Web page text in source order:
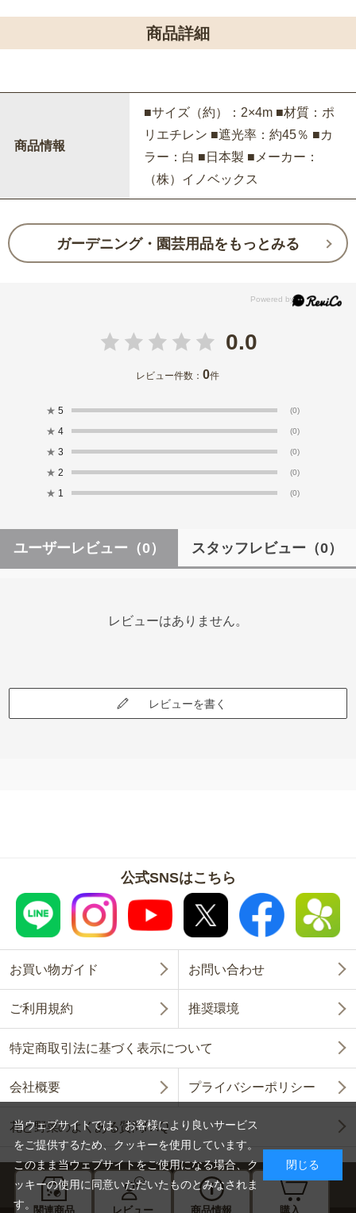
関連商品 レビュー 商品情報 購入
商品詳細
商品情報
■サイズ（約）：2×4m ■材質：ポ
リエチレン ■遮光率：約45％ ■カ
ラー：白 ■日本製 ■メーカー：
（株）イノベックス
ガーデニング・園芸用品をもっとみる
0.0
レビュー件数：0件
★ 5 (0)
★ 4 (0)
★ 3 (0)
★ 2 (0)
★ 1 (0)
ユーザーレビュー （0） スタッフレビュー （0）
レビューはありません。
レビューを書く
公式SNSはこちら
お買い物ガイド お問い合わせ
ご利用規約 推奨環境
特定商取引法に基づく表示について
会社概要 プライバシーポリシー
花と野菜のよくある質問FAQ
当ウェブサイトでは、お客様により良いサービス
をご提供するため、クッキーを使用しています。
このまま当ウェブサイトをご使用になる場合、ク
ッキーの使用に同意いただいたものとみなされま
す。
閉じる